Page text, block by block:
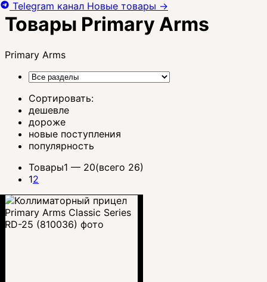
Товары Primary Arms
Primary Arms
Сортировать:
дешевле
дороже
новые поступления
популярность
Товары1 — 20(всего 26)
12
Telegram канал Новые товары →